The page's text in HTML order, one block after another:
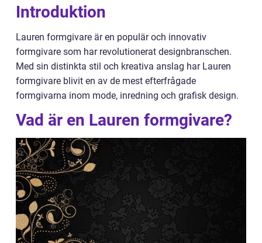
Introduktion
Lauren formgivare är en populär och innovativ
formgivare som har revolutionerat designbranschen.
Med sin distinkta stil och kreativa anslag har Lauren
formgivare blivit en av de mest efterfrågade
formgivarna inom mode, inredning och grafisk design.
Vad är en Lauren formgivare?